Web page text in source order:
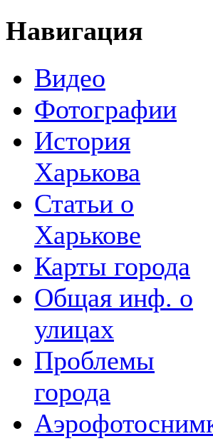
Навигация
Видео
Фотографии
История
Харькова
Статьи о
Харькове
Карты города
Общая инф. о
улицах
Проблемы
города